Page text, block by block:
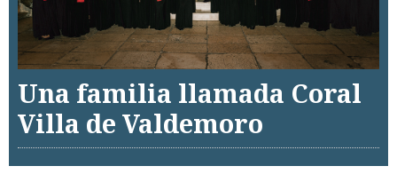
Una familia llamada Coral
Villa de Valdemoro